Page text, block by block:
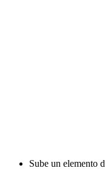
Sube un elemento